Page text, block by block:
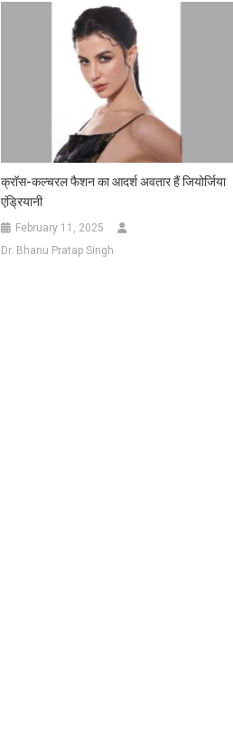
क्रॉस-कल्चरल फैशन का आदर्श अवतार हैं जियोर्जिया
एंड्रियानी
February 11, 2025
Dr. Bhanu Pratap Singh